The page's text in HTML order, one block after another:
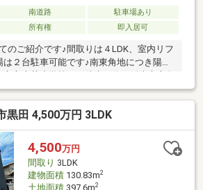
南道路
駐車場あり
所有権 即入居可
のご紹介です♪間取りは４LDK、室内リフ
２台駐車可能です♪南東角地につき陽当
・通学に便利です♪空家につき即内覧可能
ちしております♪***********************
黒田 4,500万円 3LDK
4,500万円
間取り 3LDK
建物面積130.83m2
2